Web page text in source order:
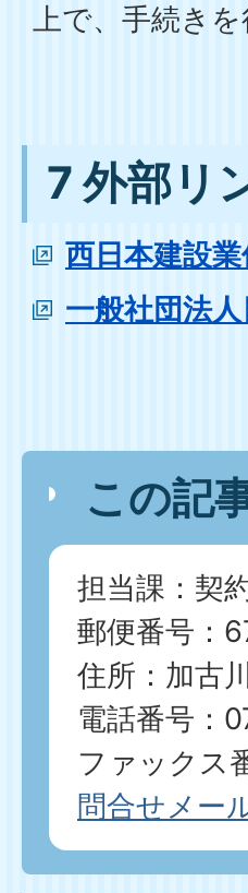
上で、手続き
7 外部リ
西日本建設
一般社団法
この記
担当課：契
郵便番号：
住所：加古
電話番号：
ファックス
問合せメー